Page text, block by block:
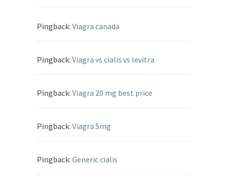
Pingback: Viagra canada
Pingback: Viagra vs cialis vs levitra
Pingback: Viagra 20 mg best price
Pingback: Viagra 5mg
Pingback: Generic cialis